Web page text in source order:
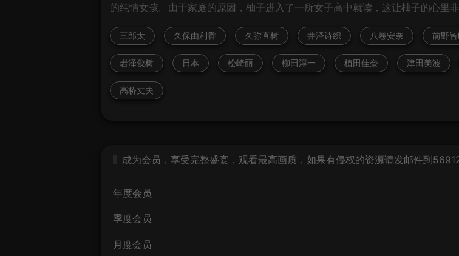
的纯情女孩。由于家庭的原因，柚子进入了一所女子高中就读，这让柚子的心里
三郎太 久保由利香 久弥直树 井泽诗织 八卷安奈 前野
岩泽俊树 日本 松崎丽 柳田淳一 植田佳奈 津田美波
高桥丈夫
成为会员，享受完整盛宴，观看最高画质，如果有侵权的资源请发邮件到
年度会员
季度会员
月度会员